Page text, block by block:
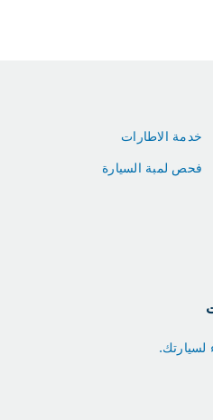
خدمة الاطارات
فحص لمبة السيارة